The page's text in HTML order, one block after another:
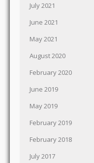
July 2021
June 2021
May 2021
August 2020
February 2020
June 2019
May 2019
February 2019
February 2018
July 2017